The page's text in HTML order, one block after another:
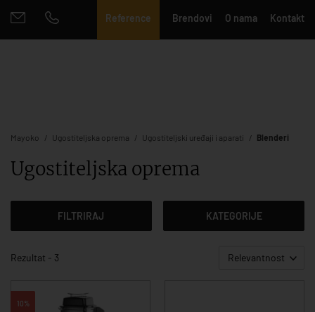
Reference Brendovi O nama Kontakt
Mayoko Ugostiteljska oprema Ugostiteljski uređaji i aparati Blenderi
Ugostiteljska oprema
FILTRIRAJ KATEGORIJE
Rezultat - 3 Relevantnost
10%